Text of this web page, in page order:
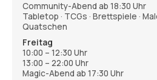
Community-Abend ab 18:30 Uhr
Tabletop · TCGs · Brettspiele ·
Quatschen
Freitag
10:00 – 12:30 Uhr
13:00 – 22:00 Uhr
Magic-Abend ab 17:30 Uhr